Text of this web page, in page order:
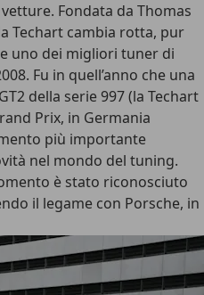
Fondata da Thomas
Techart cambia rotta, pur
uno dei migliori tuner di
Fu in quell’anno che una
della serie 997 (la Techart
Prix, in Germania
più importante
nel mondo del tuning.
è stato riconosciuto
il legame con Porsche, in